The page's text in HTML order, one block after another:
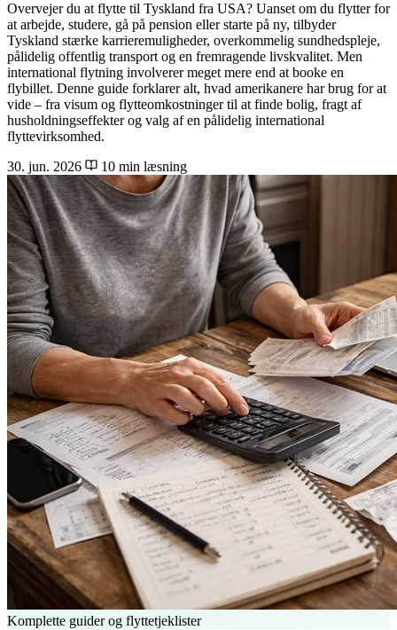
Overvejer du at flytte til Tyskland fra USA? Uanset om du flytter for
at arbejde, studere, gå på pension eller starte på ny, tilbyder
Tyskland stærke karrieremuligheder, overkommelig sundhedspleje,
pålidelig offentlig transport og en fremragende livskvalitet. Men
international flytning involverer meget mere end at booke en
flybillet. Denne guide forklarer alt, hvad amerikanere har brug for at
vide – fra visum og flytteomkostninger til at finde bolig, fragt af
husholdningseffekter og valg af en pålidelig international
flyttevirksomhed.
30. jun. 2026
10 min læsning
Komplette guider og flyttetjeklister